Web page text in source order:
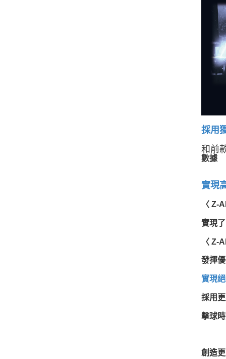
採用
和前
數據
實現
〈 Z-
實現
〈 Z-
發揮
實現
採用
擊球
創造